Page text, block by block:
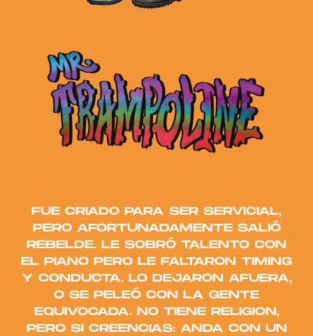
FUE CRIADO PARA SER SERVICIAL,
PERO AFORTUNADAMENTE SALIÓ
REBELDE. LE SOBRÓ TALENTO CON
EL PIANO PERO LE FALTARON TIMING
Y CONDUCTA. LO DEJARON AFUERA,
O SE PELEÓ CON LA GENTE
EQUIVOCADA. NO TIENE RELIGION,
PERO SI CREENCIAS: ANDA CON UN